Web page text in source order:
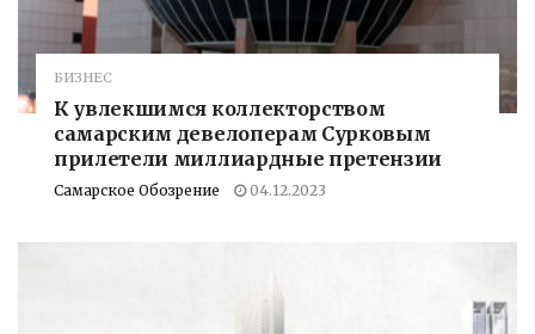
БИЗНЕС
К увлекшимся коллекторством
самарским девелоперам Сурковым
прилетели миллиардные претензии
Самарское Обозрение 04.12.2023